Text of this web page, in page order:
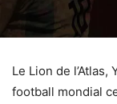
Le Lion de
football mondial